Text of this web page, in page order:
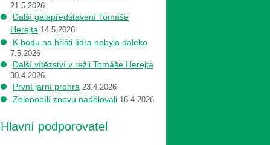
21.5.2026
Další galapředstavení Tomáše
Herejta 14.5.2026
K bodu na hřišti lídra nebylo daleko
7.5.2026
Další vítězství v režii Tomáše Herejta
30.4.2026
První jarní prohra 23.4.2026
Zelenobílí znovu nadělovali 16.4.2026
Hlavní podporovatel